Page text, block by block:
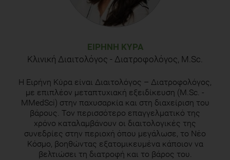
ΕΙΡΉΝΗ ΚΎΡΑ
Κλινική Διαιτολόγος - Διατροφολόγος, M.Sc.
H Eιρήνη Κύρα είναι Διαιτολόγος – Διατροφολόγος,
με επιπλέον μεταπτυχιακή εξειδίκευση (M.Sc. -
MMedSci) στην παχυσαρκία και στη διαχείριση του
βάρους. Τον περισσότερο επαγγελματικό της
χρόνο καταλαμβάνουν οι διαιτολογικές της
συνεδρίες στην περιοχή όπου μεγάλωσε, το Νέο
Κόσμο, βοηθώντας εξατομικευμένα κάποιον να
βελτιώσει τη διατροφή και το βάρος του.